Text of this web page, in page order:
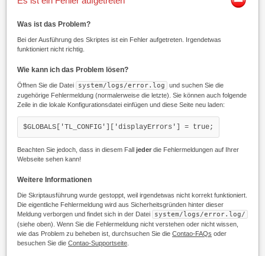
Was ist das Problem?
Bei der Ausführung des Skriptes ist ein Fehler aufgetreten. Irgendetwas
funktioniert nicht richtig.
Wie kann ich das Problem lösen?
Öffnen Sie die Datei system/logs/error.log
und suchen Sie die
zugehörige Fehlermeldung (normalerweise die letzte). Sie können auch folgende
Zeile in die lokale Konfigurationsdatei einfügen und diese Seite neu laden:
$GLOBALS['TL_CONFIG']['displayErrors'] = true;
Beachten Sie jedoch, dass in diesem Fall jeder die Fehlermeldungen auf Ihrer
Webseite sehen kann!
Weitere Informationen
Die Skriptausführung wurde gestoppt, weil irgendetwas nicht korrekt funktioniert.
Die eigentliche Fehlermeldung wird aus Sicherheitsgründen hinter dieser
Meldung verborgen und findet sich in der Datei
system/logs/error.log/
(siehe oben). Wenn Sie die Fehlermeldung nicht verstehen oder nicht wissen,
wie das Problem zu beheben ist, durchsuchen Sie die Contao-FAQs oder
besuchen Sie die Contao-Supportseite